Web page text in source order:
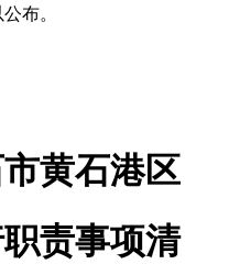
布。
黄石港区
责事项清